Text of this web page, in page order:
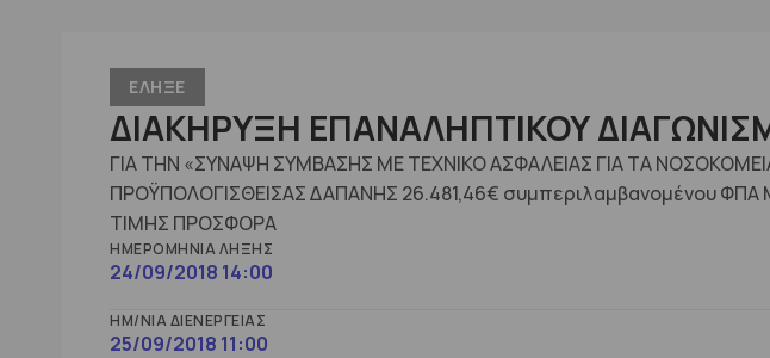
ΕΛΗΞΕ
ΔΙΑΚΗΡΥΞΗ ΕΠΑΝΑΛΗΠΤΙΚΟΥ
ΓΙΑ ΤΗΝ «ΣΥΝΑΨΗ ΣΥΜΒΑΣΗΣ ΜΕ ΤΕΧΝΙΚΟ ΑΣΦΑΛΕΙΑΣ ΓΙΑ ΤΑ
ΠΡΟΫΠΟΛΟΓΙΣΘΕΙΣΑΣ ΔΑΠΑΝΗΣ 26.481,46€ συμπεριλαμβανομένου
ΤΙΜΗΣ ΠΡΟΣΦΟΡΑ
ΗΜΕΡΟΜΗΝΊΑ ΛΉΞΗΣ
24/09/2018 14:00
ΗΜ/ΝΊΑ ΔΙΕΝΈΡΓΕΙΑΣ
25/09/2018 11:00